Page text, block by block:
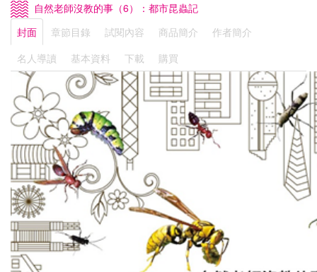
自然老師沒教的事（6）：都市昆蟲記
封面
章節目錄 試閱內容 商品簡介
作者簡介
名人導讀
基本資料 下載 購買